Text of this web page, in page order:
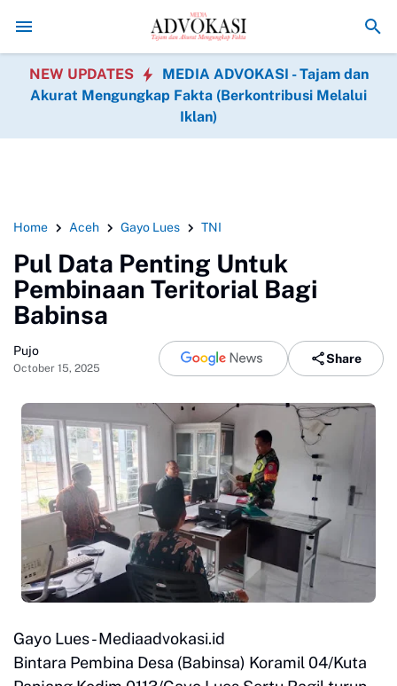
HUT Ke-1 Kodam XIX Tuanku Tambusai, Prajurit dan
NEW UPDATES
MEDIA ADVOKASI - Tajam dan
Akurat Mengungkap Fakta (Berkontribusi Melalui
Iklan)
Home Aceh Gayo Lues TNI
Pul Data Penting Untuk
Pembinaan Teritorial Bagi
Babinsa
Pujo
October 15, 2025
Share
Gayo Lues - Mediaadvokasi.id
Bintara Pembina Desa (Babinsa) Koramil 04/Kuta